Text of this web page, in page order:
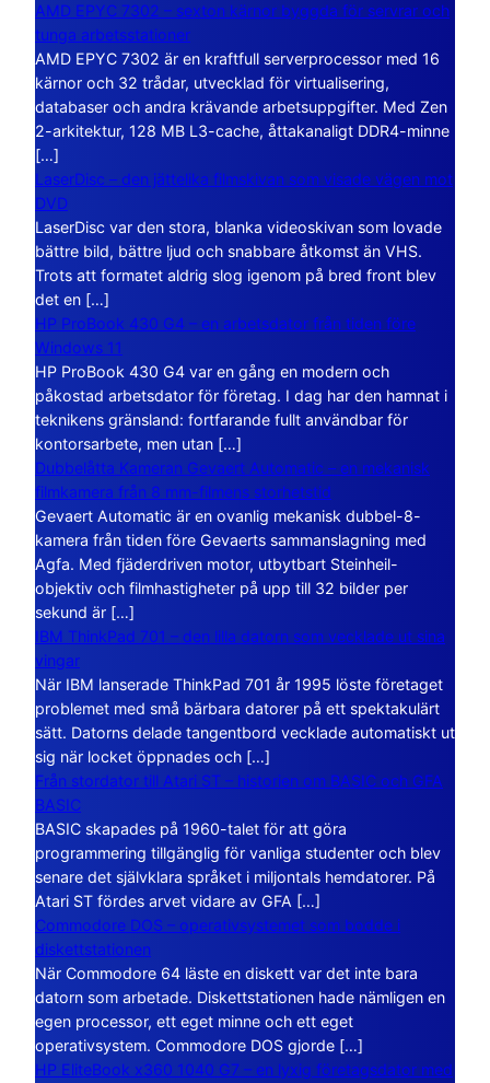
AMD EPYC 7302 – sexton kärnor byggda för servrar och
tunga arbetsstationer
AMD EPYC 7302 är en kraftfull serverprocessor med 16
kärnor och 32 trådar, utvecklad för virtualisering,
databaser och andra krävande arbetsuppgifter. Med Zen
2-arkitektur, 128 MB L3-cache, åttakanaligt DDR4-minne
[…]
LaserDisc – den jättelika filmskivan som visade vägen mot
DVD
LaserDisc var den stora, blanka videoskivan som lovade
bättre bild, bättre ljud och snabbare åtkomst än VHS.
Trots att formatet aldrig slog igenom på bred front blev
det en […]
HP ProBook 430 G4 – en arbetsdator från tiden före
Windows 11
HP ProBook 430 G4 var en gång en modern och
påkostad arbetsdator för företag. I dag har den hamnat i
teknikens gränsland: fortfarande fullt användbar för
kontorsarbete, men utan […]
Dubbelåtta Kameran Gevaert Automatic – en mekanisk
filmkamera från 8 mm-filmens storhetstid
Gevaert Automatic är en ovanlig mekanisk dubbel-8-
kamera från tiden före Gevaerts sammanslagning med
Agfa. Med fjäderdriven motor, utbytbart Steinheil-
objektiv och filmhastigheter på upp till 32 bilder per
sekund är […]
IBM ThinkPad 701 – den lilla datorn som vecklade ut sina
vingar
När IBM lanserade ThinkPad 701 år 1995 löste företaget
problemet med små bärbara datorer på ett spektakulärt
sätt. Datorns delade tangentbord vecklade automatiskt ut
sig när locket öppnades och […]
Från stordator till Atari ST – historien om BASIC och GFA
BASIC
BASIC skapades på 1960-talet för att göra
programmering tillgänglig för vanliga studenter och blev
senare det självklara språket i miljontals hemdatorer. På
Atari ST fördes arvet vidare av GFA […]
Commodore DOS – operativsystemet som bodde i
diskettstationen
När Commodore 64 läste en diskett var det inte bara
datorn som arbetade. Diskettstationen hade nämligen en
egen processor, ett eget minne och ett eget
operativsystem. Commodore DOS gjorde […]
HP EliteBook x360 1040 G7 – en lyxig företagsdator med